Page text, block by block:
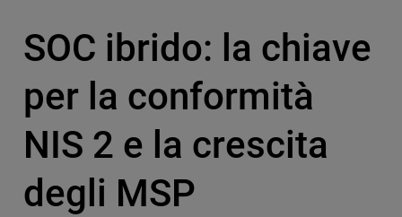
SOC ibrido: la chiave
per la conformità
NIS 2 e la crescita
degli MSP